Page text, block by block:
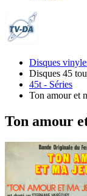
Disques
Disques 45
45t - Séries
Ton amour et
Ton amour